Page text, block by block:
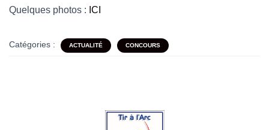
Quelques photos : ICI
Catégories : ACTUALITÉ CONCOURS